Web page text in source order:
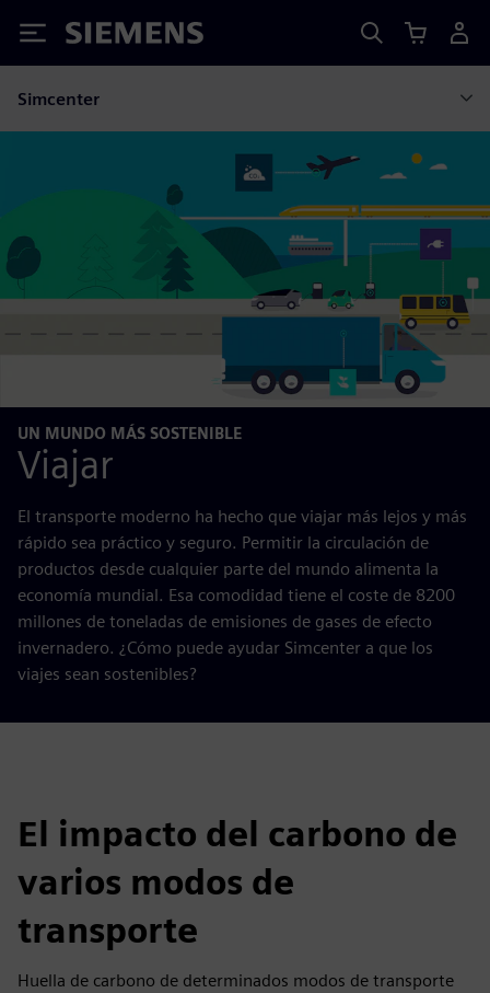
Siemens
Simcenter
UN MUNDO MÁS SOSTENIBLE
Viajar
El transporte moderno ha hecho que viajar más lejos y más
rápido sea práctico y seguro. Permitir la circulación de
productos desde cualquier parte del mundo alimenta la
economía mundial. Esa comodidad tiene el coste de 8200
millones de toneladas de emisiones de gases de efecto
invernadero. ¿Cómo puede ayudar Simcenter a que los
viajes sean sostenibles?
El impacto del carbono de
varios modos de
transporte
Huella de carbono de determinados modos de transporte